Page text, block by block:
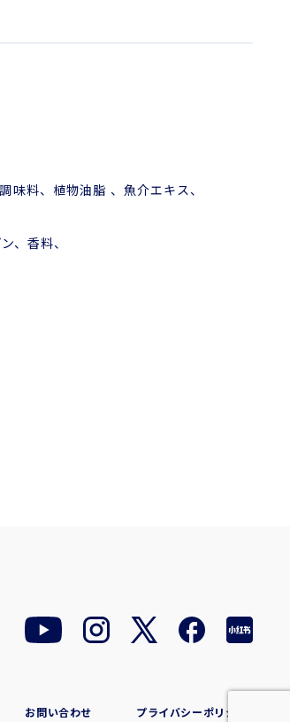
、植物油脂 、魚介エキス、
、香料、
お問い合わせ プライバシーポリシー